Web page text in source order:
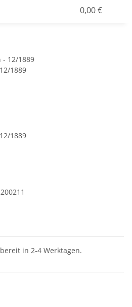
0,00 €
1889
1889
in 2-4 Werktagen.